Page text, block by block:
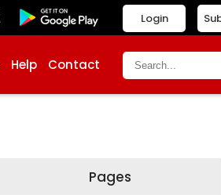
Login
Help Contact
Pages